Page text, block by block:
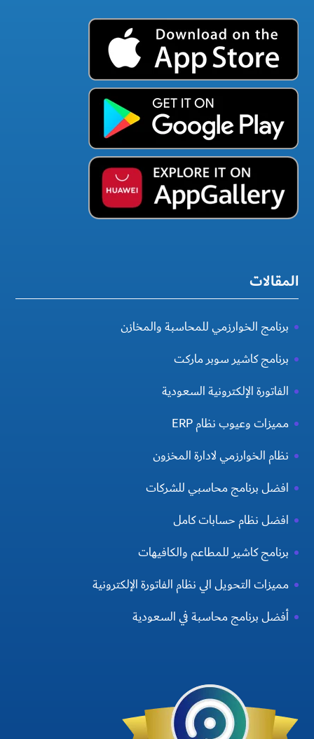
المقالات
برنامج الخوارزمي للمحاسبة والمخازن
برنامج كاشير سوبر ماركت
الفاتورة الإلكترونية السعودية
مميزات وعيوب نظام ERP
نظام الخوارزمي لادارة المخزون
افضل برنامج محاسبي للشركات
افضل نظام حسابات كامل
برنامج كاشير للمطاعم والكافيهات
مميزات التحويل الي نظام الفاتورة الإلكترونية
أفضل برنامج محاسبة في السعودية